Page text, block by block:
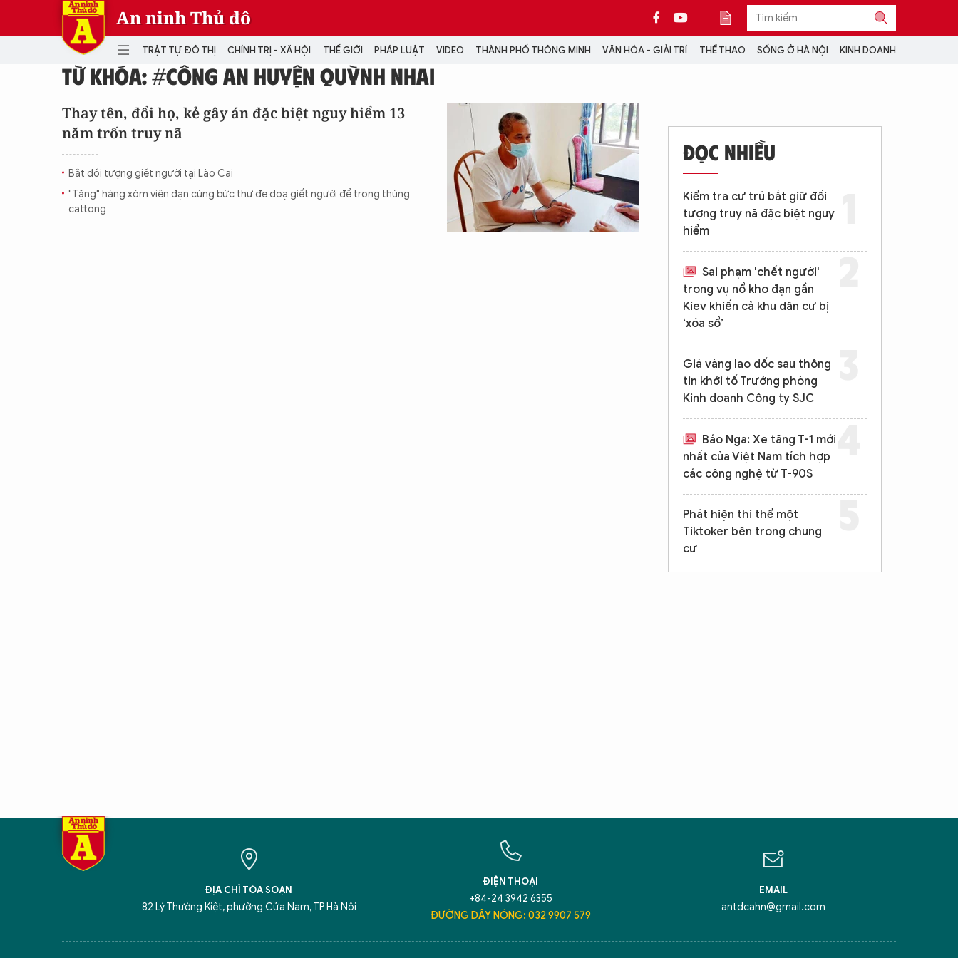
An ninh Thủ đô
TRẬT TỰ ĐÔ THỊ CHÍNH TRỊ - XÃ HỘI THẾ GIỚI PHÁP LUẬT VIDEO THÀNH PHỐ THÔNG MINH VĂN HÓA - GIẢI TRÍ THỂ THAO SỐNG Ở HÀ NỘI KINH DOANH
TRẬT TỰ ĐÔ THỊ
THẾ GIỚI
THÀNH PHỐ THÔNG MINH
VĂN HÓA - GIẢI TRÍ
VIDEO
PODCAST
ẢNH
LONGFORM
INFOGRAPHIC
LỊCH VẠN SỰ
CỘNG TÁC VỚI ANTĐ
TRA CỨU XE
HOTLINE: 032 9907 579
TỪ KHÓA: #CÔNG AN HUYỆN QUỲNH NHAI
Thay tên, đổi họ, kẻ gây án đặc biệt nguy hiểm 13
năm trốn truy nã
Bắt đối tượng giết người tại Lào Cai
"Tặng" hàng xóm viên đạn cùng bức thư đe doạ giết người để trong thùng
cattong
ĐỌC NHIỀU
Kiểm tra cư trú bắt giữ đối
tượng truy nã đặc biệt nguy
hiểm
Sai phạm 'chết người'
trong vụ nổ kho đạn gần
Kiev khiến cả khu dân cư bị
‘xóa sổ’
Giá vàng lao dốc sau thông
tin khởi tố Trưởng phòng
Kinh doanh Công ty SJC
Báo Nga: Xe tăng T-1 mới
nhất của Việt Nam tích hợp
các công nghệ từ T-90S
Phát hiện thi thể một
Tiktoker bên trong chung
cư
ĐỊA CHỈ TÒA SOẠN
82 Lý Thường Kiệt, phường Cửa Nam, TP Hà Nội
ĐIỆN THOẠI
+84-24 3942 6355
ĐƯỜNG DÂY NÓNG: 032 9907 579
EMAIL
antdcahn@gmail.com
5 điểm nghẽn của Hà Nội giải pháp xử lý điểm nghẽn của Thủ đô